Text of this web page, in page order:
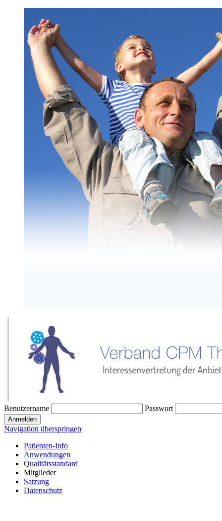
Benutzername Passwort
Navigation überspringen
Patienten-Info
Anwendungen
Qualitätsstandard
Mitglieder
Satzung
Datenschutz